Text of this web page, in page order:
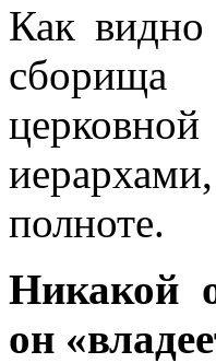
Как видно
сборища
полноте.
Никакой
он